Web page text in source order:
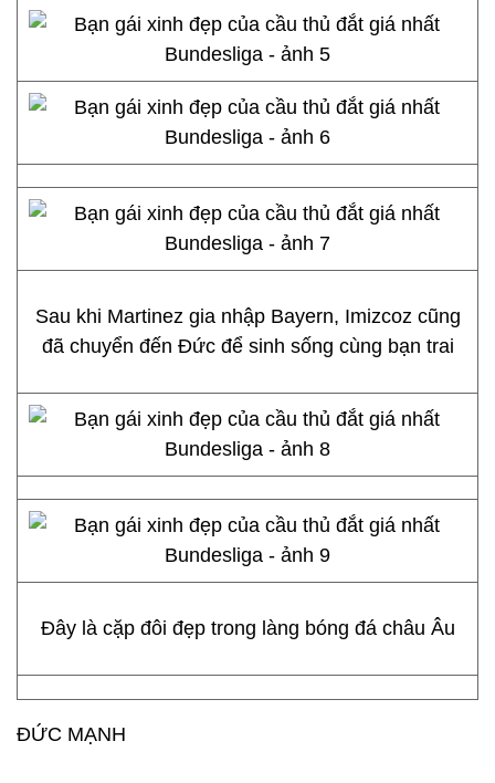
Sau khi Martinez gia nhập Bayern, Imizcoz cũng
đã chuyển đến Đức để sinh sống cùng bạn trai
Đây là cặp đôi đẹp trong làng bóng đá châu Âu
ĐỨC MẠNH